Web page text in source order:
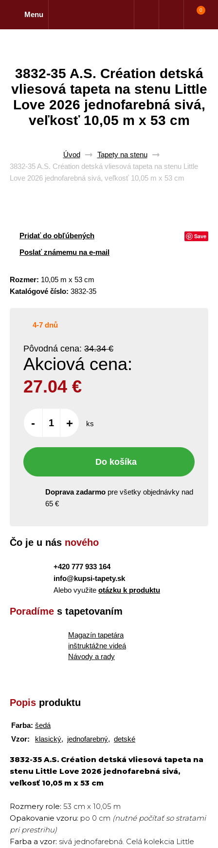
Menu
0
3832-35 A.S. Création detská
vliesová tapeta na stenu Little
Love 2026 jednofarebná sivá,
veľkosť 10,05 m x 53 cm
Úvod
Tapety na stenu
3832-35 A.S. Création detská vliesová tapeta na stenu Little
Love 2026 jednofarebná sivá, veľkosť 10,05 m x 53 cm
Pridať do obľúbených Save
Poslať známemu na e-mail
Rozmer: 10,05 m x 53 cm
Katalógové číslo: 3832-35
4-7 dnů
Pôvodná cena: 34.34 €
Akciová cena:
27.04 €
- + ks
Do košíka
Doprava zadarmo pre všetky objednávky nad
65 €
Čo je u nás nového
+420 777 933 164
info@kupsi-tapety.sk
Alebo využite otázku k produktu
Poradíme s tapetovaním
Magazín tapetára
inštruktážne videá
Návody a rady
Popis produktu
Farba: šedá
Vzor:
klasický, jednofarebný, detské
3832-35 A.S. Création detská vliesová tapeta na
stenu Little Love 2026 jednofarebná sivá,
veľkosť 10,05 m x 53 cm
Rozmery role: 53 cm x 10,05 m
Opakovanie vzoru: po 0 cm (nutné počítať so stratami
pri prestrihu)
Farba a vzor: sivá jednofarebná. Celá kolekcia Little